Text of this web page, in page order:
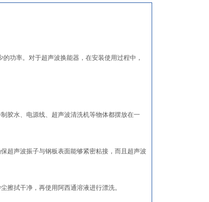
功率。对于超声波换能器，在安装使用过程中，
水、电源线、超声波清洗机等物体都摆放在一
声波振子与钢板表面能够紧密粘接，而且超声波
拭干净，再使用阿西通溶液进行漂洗。